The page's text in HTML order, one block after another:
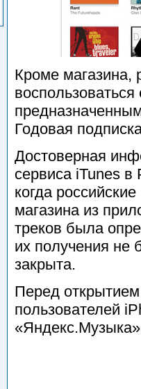
Кроме магазина,
Годовая
Достоверная
сервиса iTunes в
когда
магазина из
треков была
их получения не
закрыта.
Перед
пользователей